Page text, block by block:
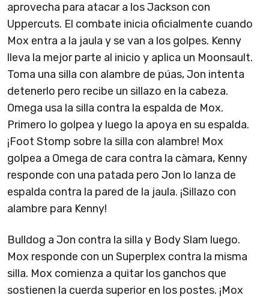
aprovecha para atacar a los Jackson con
Uppercuts. El combate inicia oficialmente cuando
Mox entra a la jaula y se van a los golpes. Kenny
lleva la mejor parte al inicio y aplica un Moonsault.
Toma una silla con alambre de púas, Jon intenta
detenerlo pero recibe un sillazo en la cabeza.
Omega usa la silla contra la espalda de Mox.
Primero lo golpea y luego la apoya en su espalda.
¡Foot Stomp sobre la silla con alambre! Mox
golpea a Omega de cara contra la càmara, Kenny
responde con una patada pero Jon lo lanza de
espalda contra la pared de la jaula. ¡Sillazo con
alambre para Kenny!
Bulldog a Jon contra la silla y Body Slam luego.
Mox responde con un Superplex contra la misma
silla. Mox comienza a quitar los ganchos que
sostienen la cuerda superior en los postes. ¡Mox